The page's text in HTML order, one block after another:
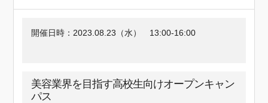
開催日時： 2023.08.23（水） 13:00-16:00
美容業界を目指す高校生向けオープンキャン
パス